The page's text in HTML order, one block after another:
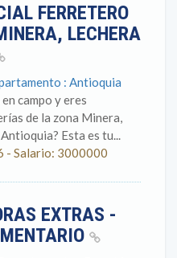
FERRETERO
LECHERA
: Antioquia
campo y eres
de la zona Minera,
Esta es tu...
- Salario: 3000000
EXTRAS -